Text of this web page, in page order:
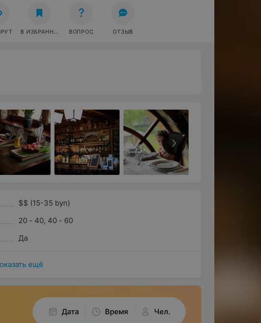
В ИЗБРАННОЕ ВОПРОС ОТЗЫВ
$$ (15-35 byn)
20 - 40, 40 - 60
Да
ещё
Дата Время Чел.